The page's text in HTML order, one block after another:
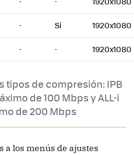
- Sí 1920x1080
- - 1920x1080
tipos de compresión: IPB
de 100 Mbps y ALL-i
de 200 Mbps
a los menús de ajustes